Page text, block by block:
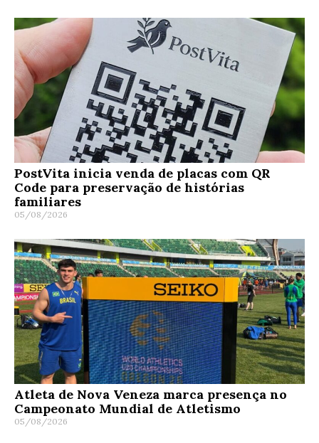
PostVita inicia venda de placas com QR
Code para preservação de histórias
familiares
05/08/2026
Atleta de Nova Veneza marca presença no
Campeonato Mundial de Atletismo
05/08/2026